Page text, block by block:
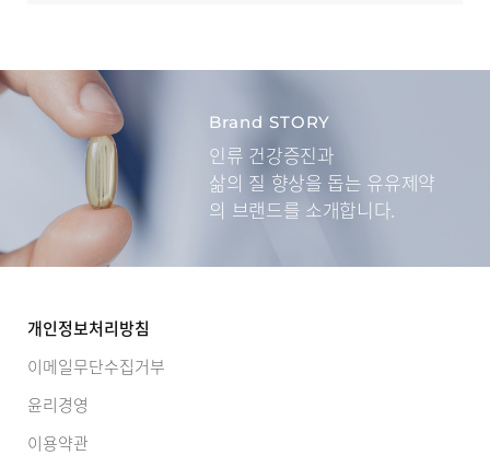
Brand STORY
인류 건강증진과
삶의 질 향상을 돕는 유유제약
의 브랜드를 소개합니다.
개인정보처리방침
이메일무단수집거부
윤리경영
이용약관